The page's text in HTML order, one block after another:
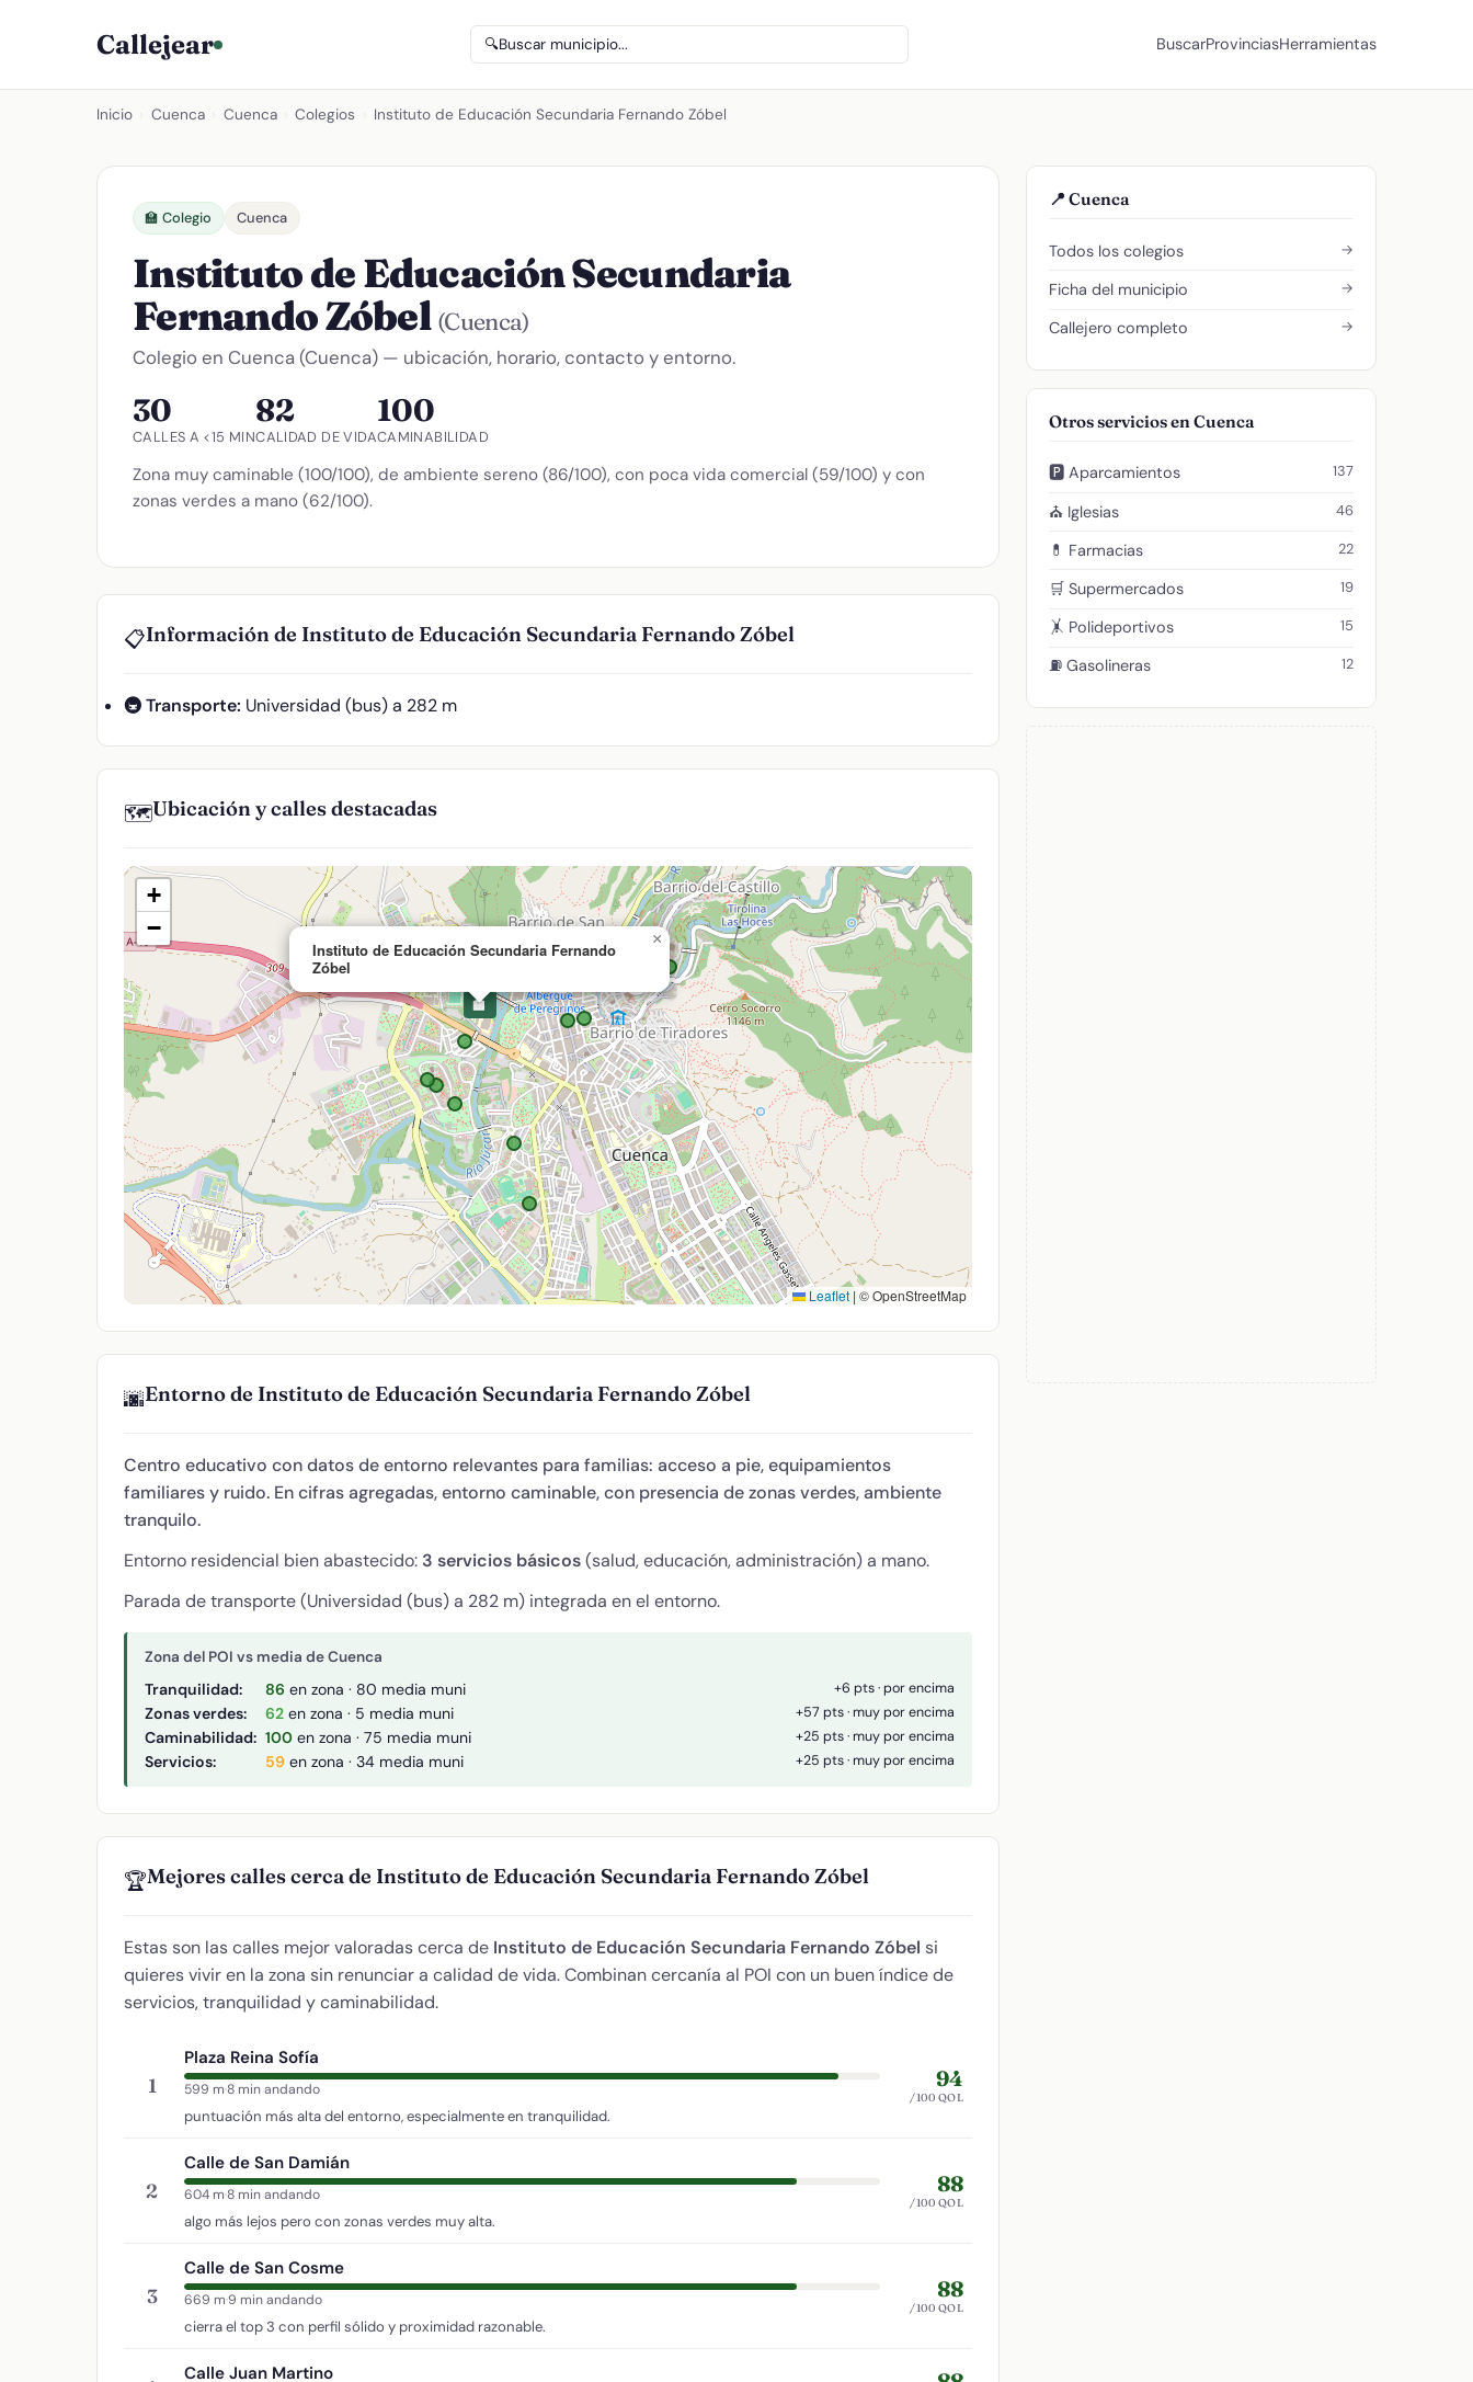
Callejear 🔍Buscar municipio... BuscarProvinciasHerramientas
Inicio Cuenca Cuenca Colegios Instituto de Educación Secundaria Fernando Zóbel
🏫 Colegio Cuenca
Instituto de Educación Secundaria
Fernando Zóbel (Cuenca)
Colegio en Cuenca (Cuenca) — ubicación, horario, contacto y entorno.
30
CALLES A <15 MIN
82
CALIDAD DE VIDA
100
CAMINABILIDAD
Zona muy caminable (100/100), de ambiente sereno (86/100), con poca vida comercial (59/100) y con
zonas verdes a mano (62/100).
📋Información de Instituto de Educación Secundaria Fernando Zóbel
🚇 Transporte: Universidad (bus) a 282 m
🗺️Ubicación y calles destacadas
🏫
Instituto de Educación Secundaria Fernando
Zóbel
×
+
−
Leaflet | © OpenStreetMap
🌆Entorno de Instituto de Educación Secundaria Fernando Zóbel
Centro educativo con datos de entorno relevantes para familias: acceso a pie, equipamientos
familiares y ruido. En cifras agregadas, entorno caminable, con presencia de zonas verdes, ambiente
tranquilo.
Entorno residencial bien abastecido: 3 servicios básicos(salud, educación, administración) a mano.
Parada de transporte (Universidad (bus) a 282 m) integrada en el entorno.
Zona del POI vs media de Cuenca
Tranquilidad: 86 en zona · 80 media muni +6 pts · por encima
Zonas verdes: 62 en zona · 5 media muni +57 pts · muy por encima
Caminabilidad: 100 en zona · 75 media muni +25 pts · muy por encima
Servicios: 59 en zona · 34 media muni +25 pts · muy por encima
🏆Mejores calles cerca de Instituto de Educación Secundaria Fernando Zóbel
Estas son las calles mejor valoradas cerca de Instituto de Educación Secundaria Fernando Zóbel si
quieres vivir en la zona sin renunciar a calidad de vida. Combinan cercanía al POI con un buen índice de
servicios, tranquilidad y caminabilidad.
1
Plaza Reina Sofía
599 m·8 min andando
puntuación más alta del entorno, especialmente en tranquilidad.
94
/100 QOL
2
Calle de San Damián
604 m·8 min andando
algo más lejos pero con zonas verdes muy alta.
88
/100 QOL
3
Calle de San Cosme
669 m·9 min andando
cierra el top 3 con perfil sólido y proximidad razonable.
88
/100 QOL
Calle Juan Martino
📍 Cuenca
Todos los colegios →
Ficha del municipio →
Callejero completo →
Otros servicios en Cuenca
🅿️ Aparcamientos 137
⛪ Iglesias 46
💊 Farmacias 22
🛒 Supermercados 19
🤸 Polideportivos 15
⛽ Gasolineras 12